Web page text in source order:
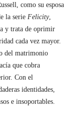
como su esposa
la serie Felicity,
y trata de oprimir
cada vez mayor.
del matrimonio
que cobra
Con el
identidades,
e insoportables.